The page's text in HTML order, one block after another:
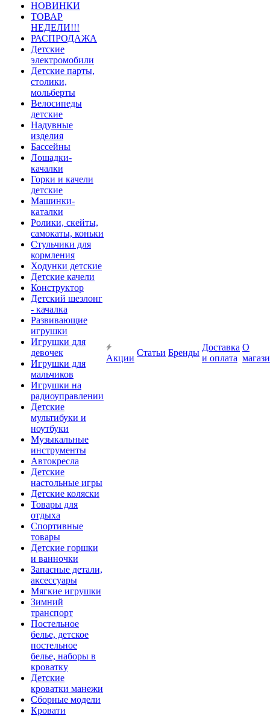
НОВИНКИ
ТОВАР
НЕДЕЛИ!!!
РАСПРОДАЖА
Детские
электромобили
Детские парты,
столики,
мольберты
Велосипеды
детские
Надувные
изделия
Бассейны
Лошадки-
качалки
Горки и качели
детские
Машинки-
каталки
Ролики, скейты,
самокаты, коньки
Стульчики для
кормления
Ходунки детские
Детские качели
Конструктор
Детский шезлонг
- качалка
Развивающие
игрушки
Игрушки для
девочек
Игрушки для
мальчиков
Игрушки на
радиоуправлении
Детские
мультибуки и
ноутбуки
Музыкальные
инструменты
Автокресла
Детские
настольные игры
Детские коляски
Товары для
отдыха
Спортивные
товары
Детские горшки
и ванночки
Запасные детали,
аксессуары
Мягкие игрушки
Зимний
транспорт
Постельное
белье, детское
постельное
белье, наборы в
кроватку
Детские
кроватки манежи
Сборные модели
Кровати
Акции
Статьи Бренды
Доставка
и оплата
О